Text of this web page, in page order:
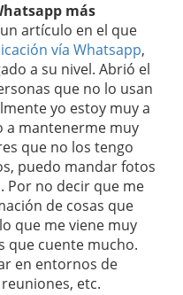
más
artículo en el que
vía Whatsapp,
a su nivel. Abrió el
que no lo usan
yo estoy muy a
a mantenerme muy
que no los tengo
puedo mandar fotos
Por no decir que me
de cosas que
que me viene muy
que cuente mucho.
en entornos de
etc.